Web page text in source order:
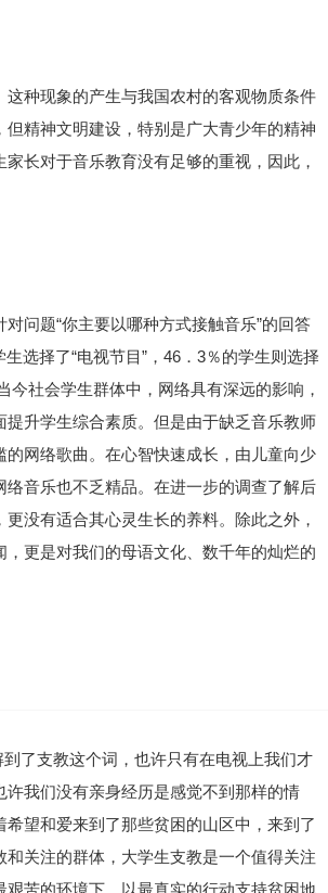
种现象的产生与我国农村的客观物质条件
精神文明建设，特别是广大青少年的精神
长对于音乐教育没有足够的重视，因此，
问题“你主要以哪种方式接触音乐”的回答
选择了“电视节目”，46．3％的学生则选择
今社会学生群体中，网络具有深远的影响，
升学生综合素质。但是由于缺乏音乐教师
网络歌曲。在心智快速成长，由儿童向少
音乐也不乏精品。在进一步的调查了解后
没有适合其心灵生长的养料。除此之外，
更是对我们的母语文化、数千年的灿烂的
了支教这个词，也许只有在电视上我们才
我们没有亲身经历是感觉不到那样的情
望和爱来到了那些贫困的山区中，来到了
关注的群体，大学生支教是一个值得关注